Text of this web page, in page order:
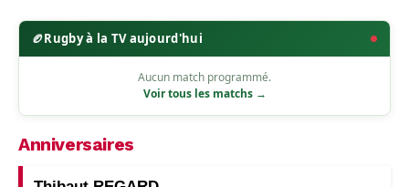
🏉Rugby à la TV aujourd'hui
Aucun match programmé.
Voir tous les matchs →
Anniversaires